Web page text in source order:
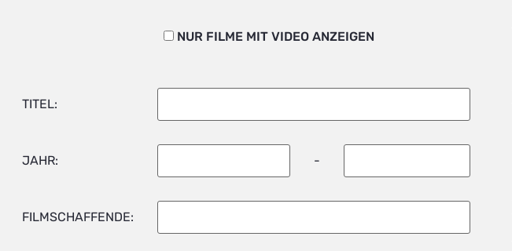
NUR FILME MIT VIDEO ANZEIGEN
TITEL:
JAHR: -
FILMSCHAFFENDE: